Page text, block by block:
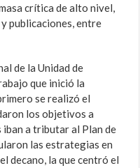
crítica de alto nivel,
publicaciones, entre
de la Unidad de
que inició la
se realizó el
los objetivos a
a tributar al Plan de
las estrategias en
decano, la que centró el